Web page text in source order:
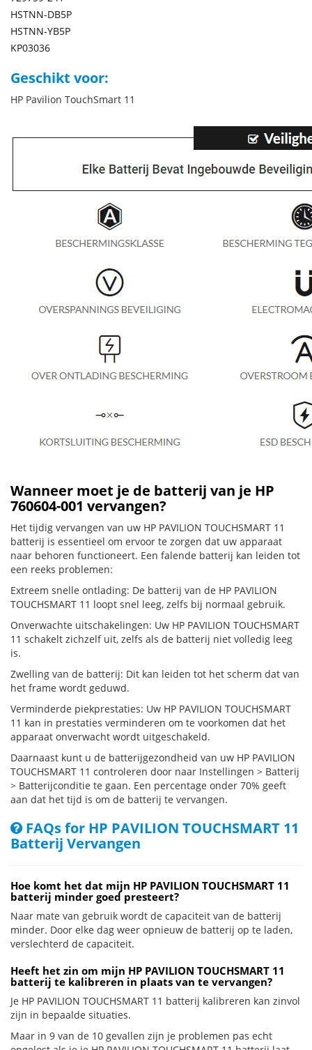
HSTNN-DB5P
HSTNN-YB5P
KP03036
Geschikt voor:
HP Pavilion TouchSmart 11
Wanneer moet je de batterij van je HP
760604-001 vervangen?
Het tijdig vervangen van uw HP PAVILION TOUCHSMART 11
batterij is essentieel om ervoor te zorgen dat uw apparaat
naar behoren functioneert. Een falende batterij kan leiden tot
een reeks problemen:
Extreem snelle ontlading: De batterij van de HP PAVILION
TOUCHSMART 11 loopt snel leeg, zelfs bij normaal gebruik.
Onverwachte uitschakelingen: Uw HP PAVILION TOUCHSMART
11 schakelt zichzelf uit, zelfs als de batterij niet volledig leeg
is.
Zwelling van de batterij: Dit kan leiden tot het scherm dat van
het frame wordt geduwd.
Verminderde piekprestaties: Uw HP PAVILION TOUCHSMART
11 kan in prestaties verminderen om te voorkomen dat het
apparaat onverwacht wordt uitgeschakeld.
Daarnaast kunt u de batterijgezondheid van uw HP PAVILION
TOUCHSMART 11 controleren door naar Instellingen > Batterij
> Batterijconditie te gaan. Een percentage onder 70% geeft
aan dat het tijd is om de batterij te vervangen.
FAQs for HP PAVILION TOUCHSMART 11
Batterij Vervangen
Hoe komt het dat mijn HP PAVILION TOUCHSMART 11
batterij minder goed presteert?
Naar mate van gebruik wordt de capaciteit van de batterij
minder. Door elke dag weer opnieuw de batterij op te laden,
verslechterd de capaciteit.
Heeft het zin om mijn HP PAVILION TOUCHSMART 11
batterij te kalibreren in plaats van te vervangen?
Je HP PAVILION TOUCHSMART 11 batterij kalibreren kan zinvol
zijn in bepaalde situaties.
Maar in 9 van de 10 gevallen zijn je problemen pas echt